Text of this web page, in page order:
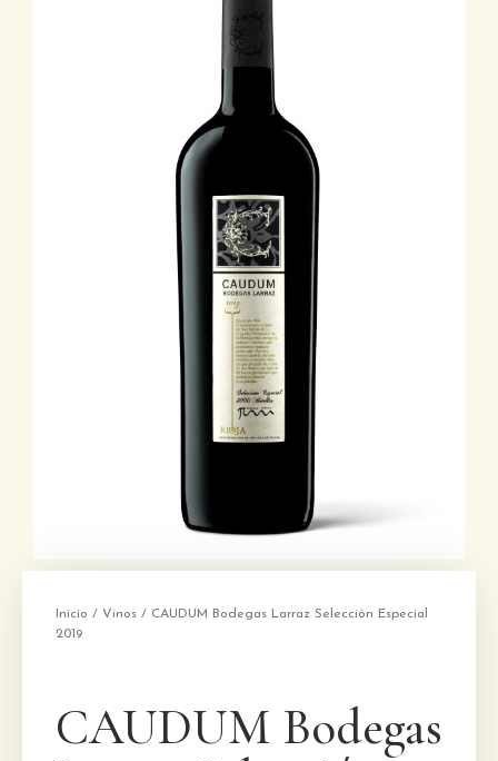
Inicio / Vinos / CAUDUM Bodegas Larraz Selección Especial
2019
CAUDUM Bodegas